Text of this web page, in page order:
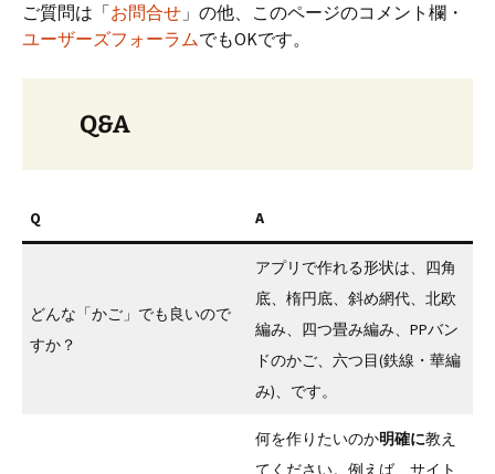
ご質問は「お問合せ 」の他、このページのコメント欄・
ユーザーズフォーラムでもOKです。
Q&A
Q A
どんな「かご」でも良いので
すか？
アプリで作れる形状は、四角
底、楕円底、斜め網代、北欧
編み、四つ畳み編み、PPバン
ドのかご、六つ目(鉄線・華編
み)、です。
何を作りたいのか明確に教え
てください。例えば、サイト